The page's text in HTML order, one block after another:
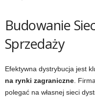
Budowanie
Sprzedaży
Efektywna dystrybucja jest
na rynki zagraniczne .
polegać na własnej sieci